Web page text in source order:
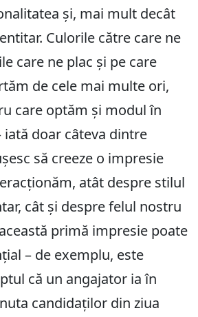
și, mai mult decât
Culorile către care ne
care ne plac și pe care
de cele mai multe ori,
care optăm și modul în
iată doar câteva dintre
să creeze o impresie
atât despre stilul
cât și despre felul nostru
primă impresie poate
– de exemplu, este
că un angajator ia în
candidaților din ziua